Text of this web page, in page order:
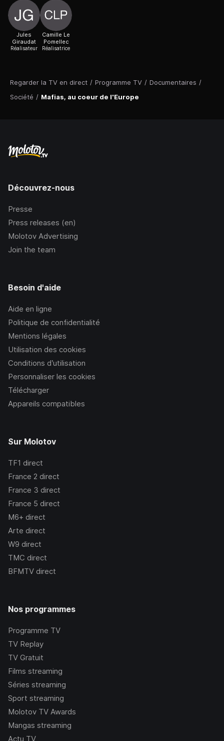
Regarder la TV en direct / Programme TV / Documentaires /
Société / Mafias, au coeur de l'Europe
Jules
Giraudat
Réalisateur
Camille Le
Pomellec
Réalisatrice
Découvrez-nous
Presse
Press releases (en)
Molotov Advertising
Join the team
Besoin d'aide
Aide en ligne
Politique de confidentialité
Mentions légales
Utilisation des cookies
Conditions d’utilisation
Personnaliser les cookies
Télécharger
Appareils compatibles
Sur Molotov
TF1 direct
France 2 direct
France 3 direct
France 5 direct
M6+ direct
Arte direct
W9 direct
TMC direct
BFMTV direct
Nos programmes
Programme TV
TV Replay
TV Gratuit
Films streaming
Séries streaming
Sport streaming
Molotov TV Awards
Mangas streaming
Actu TV